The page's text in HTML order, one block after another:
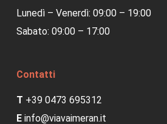
Lunedì – Venerdì: 09:00 – 19:00
Sabato: 09:00 – 17:00
Contatti
T +39 0473 695312
E info@viavaimeran.it